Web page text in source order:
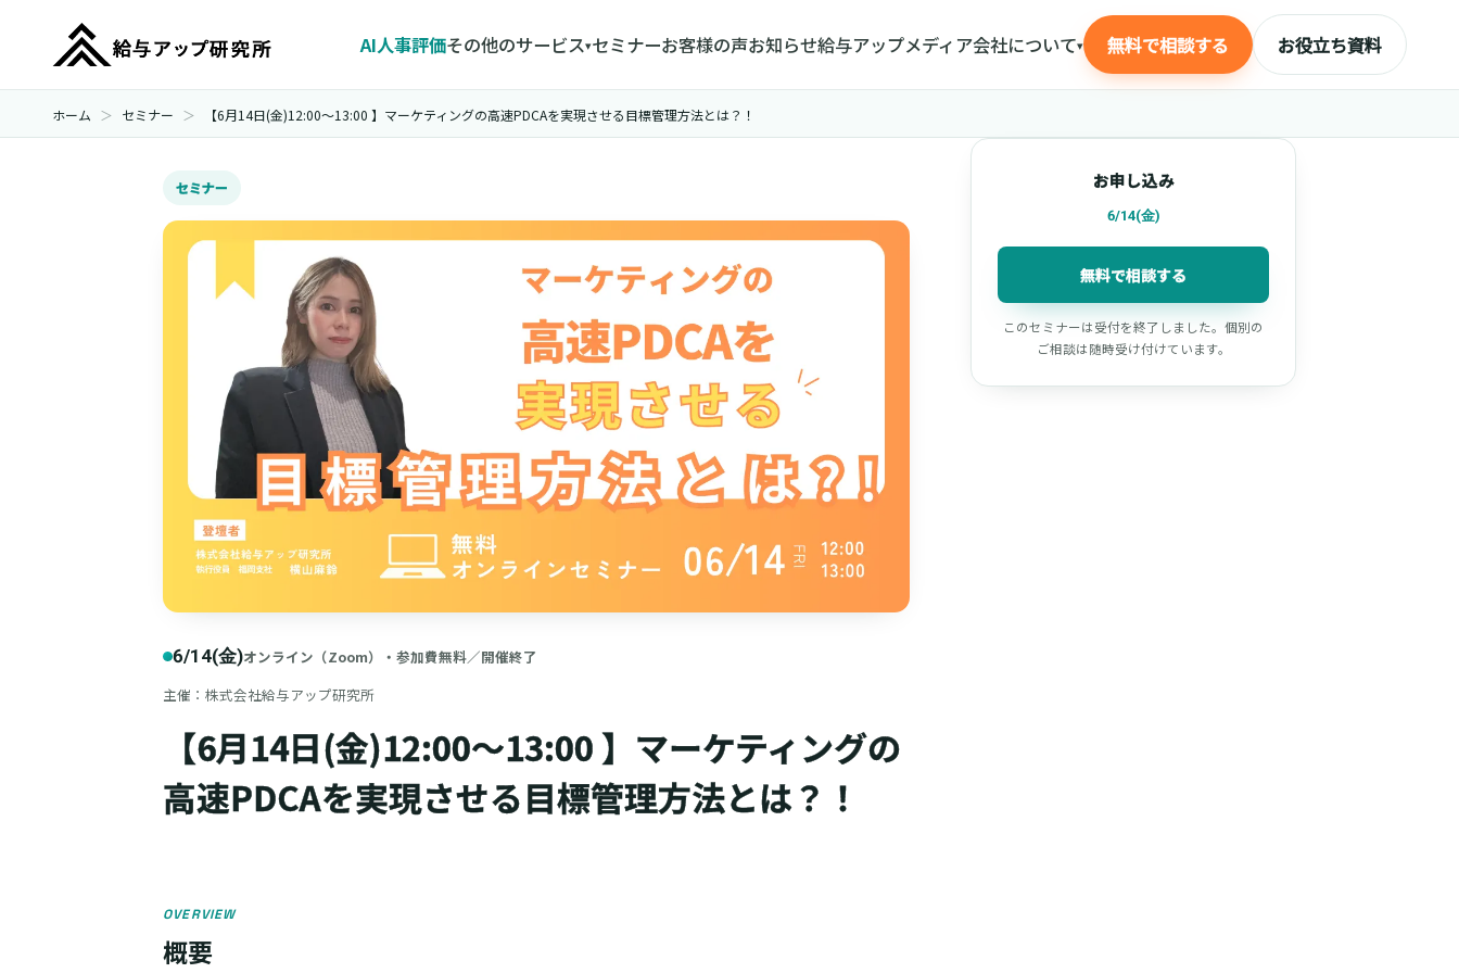
AI人事評価その他のサービス▾セミナーお客様の声お知らせ給与アップメディア会社について▾ 無料で相談する お役立ち資料
ホーム セミナー 【6月14日(金)12:00～13:00 】マーケティングの高速PDCAを実現させる目標管理方法とは？！
セミナー
6/14(金)オンライン（Zoom）・参加費無料／開催終了
主催：株式会社給与アップ研究所
【6月14日(金)12:00～13:00 】マーケティングの
高速PDCAを実現させる目標管理方法とは？！
OVERVIEW
概要
お申し込み
6/14(金)
無料で相談する
このセミナーは受付を終了しました。個別の
ご相談は随時受け付けています。